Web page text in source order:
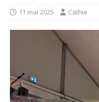
11 mai 2025 Cathie